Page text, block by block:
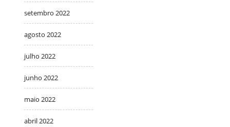
setembro 2022
agosto 2022
julho 2022
junho 2022
maio 2022
abril 2022